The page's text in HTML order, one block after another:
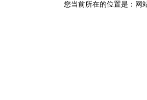
您当前所在的位置是：网